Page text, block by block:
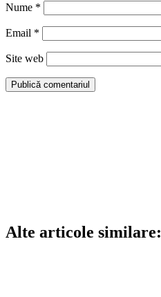
Nume *
Email *
Site web
Alte articole similare: